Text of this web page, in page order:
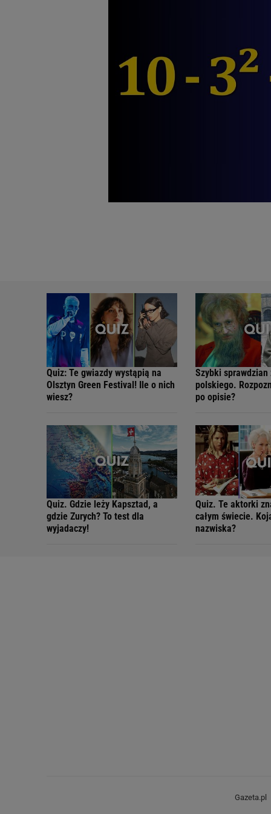
Quiz: Te gwiazdy wystąpią na
Olsztyn Green Festival! Ile o nich
wiesz?
Szybki sprawdzian
polskiego.
po opisie?
Quiz. Gdzie leży Kapsztad, a
gdzie Zurych? To test dla
wyjadaczy!
Quiz. Te aktorki
całym świecie.
nazwiska?
Gazeta.pl